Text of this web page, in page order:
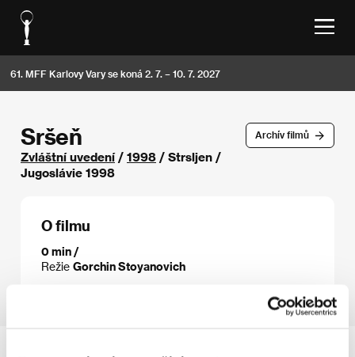
61. MFF Karlovy Vary se koná 2. 7. – 10. 7. 2027
Archív filmů
Sršeň
Zvláštní uvedení/ 1998 / Strsljen /
Jugoslávie 1998
O filmu
0 min /
Režie Gorchin Stoyanovich